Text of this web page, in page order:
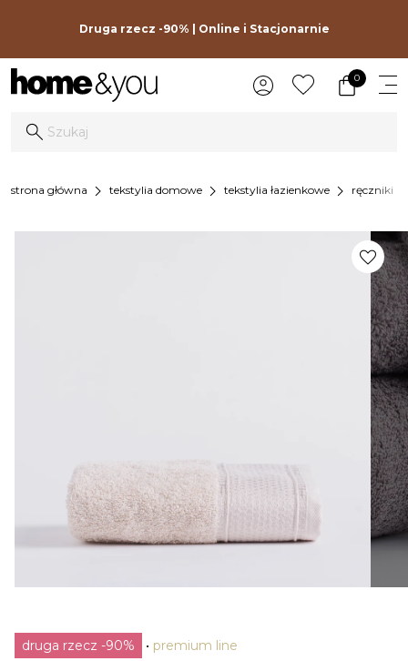
Druga rzecz -90% | Online i Stacjonarnie
0
strona główna chevron_right tekstylia domowe chevron_right tekstylia łazienkowe chevron_right ręczniki
druga rzecz -90% premium line
favorite